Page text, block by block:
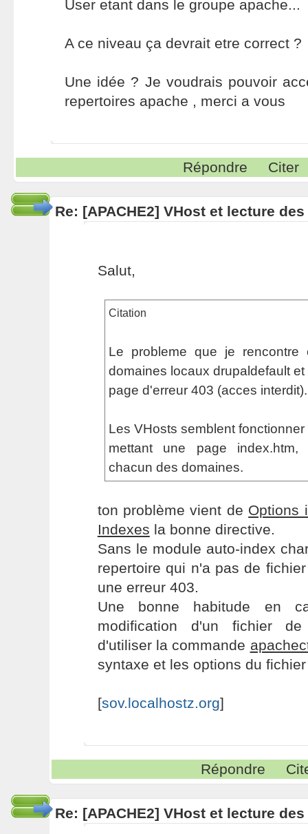
User etant dans le groupe apache...
A ce niveau ça devrait etre correct ?
Une idée ? Je voudrais pouvoir
repertoires apache , merci a vous
Répondre Citer
Re: [APACHE2] VHost et lecture
Salut,
Citation
Le probleme que je
domaines locaux drupaldefault
page d'erreur 403 (acces interdit).
Les VHosts semblent
mettant une page index.htm,
chacun des domaines.
ton problème vient de Options
Indexes la bonne directive.
Sans le module auto-index
repertoire qui n'a pas de
une erreur 403.
Une bonne habitude en
modification d'un fichier
d'utiliser la commande
syntaxe et les options du
[sov.localhostz.org]
Répondre
Re: [APACHE2] VHost et lecture